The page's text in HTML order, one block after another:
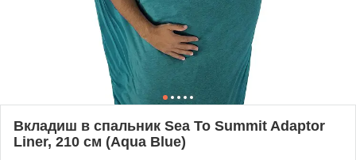
Вкладиш в спальник Sea To Summit Adaptor
Liner, 210 см (Aqua Blue)